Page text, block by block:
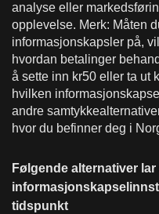
analyse eller
opplevelse. Merk: Måten
informasjonskapsler på,
hvordan betalinger
å sette inn kr50 eller ta ut
hvilken
andre
hvor du befinner deg i
Følgende alternativer
tidspunkt